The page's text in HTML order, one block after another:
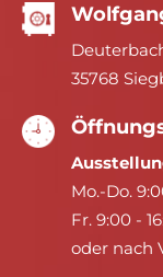
35768
Mo.-Do.
Fr. 9:00 -
oder nach